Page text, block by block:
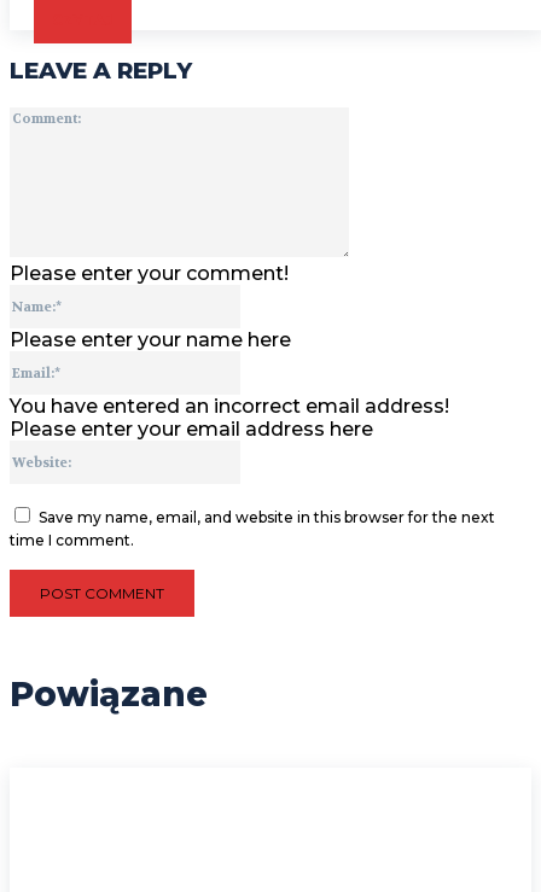
LEAVE A REPLY
Please enter your comment!
Please enter your name here
You have entered an incorrect email address!
Please enter your email address here
Save my name, email, and website in this browser for the next
time I comment.
Powiązane